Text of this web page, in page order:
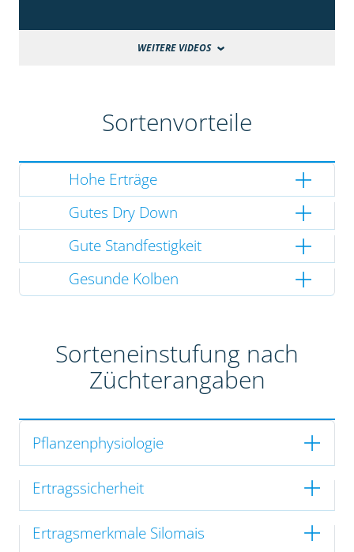
WEITERE VIDEOS
Sortenvorteile
Hohe Erträge
Gutes Dry Down
Gute Standfestigkeit
Gesunde Kolben
Sorteneinstufung nach
Züchterangaben
Pflanzenphysiologie
Ertragssicherheit
Ertragsmerkmale Silomais